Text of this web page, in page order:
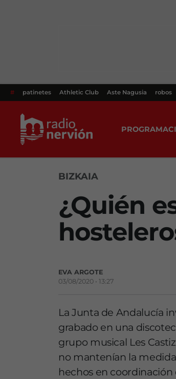
# patinetes Athletic Club Aste Nagusia robos
BIZKAIA
¿Quién
EVA ARGOTE
03/08/2020 • 13:27
La Junta de Andalucía
grabado en una
grupo musical Les
no mantenían la
hechos en coordinación